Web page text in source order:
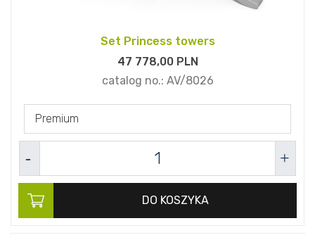
Set Princess towers
47 778,00PLN
catalog no.: AV/8026
Premium
DO KOSZYKA